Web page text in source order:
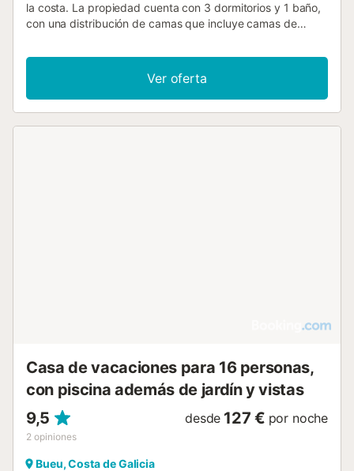
la costa. La propiedad cuenta con 3 dormitorios y 1 baño,
con una distribución de camas que incluye camas de
cocina está equipada para preparar comidas, y encontrará
lavadora, televisión y conexión Wi-Fi en toda la casa. En el
exterior, la propiedad dispone de barbacoa y una zona de
comedor al aire libre, lo que le permite disfrutar de sus
Ver oferta
Casa de vacaciones para 16 personas,
con piscina además de jardín y vistas
9,5
2 opiniones
desde 127 € por noche
Bueu, Costa de Galicia